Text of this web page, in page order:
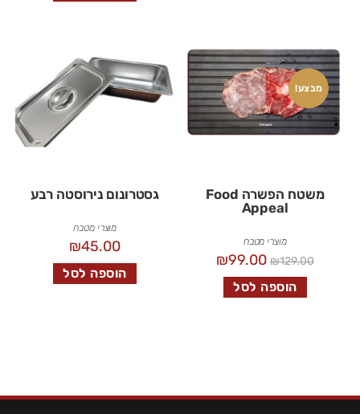
מבצע!
משטח הפשרה Food
Appeal
מוצרי מטבח
₪129.00
₪99.00
הוספה לסל
גסטרונום נירוסטה רבע
מוצרי מטבח
₪45.00
הוספה לסל